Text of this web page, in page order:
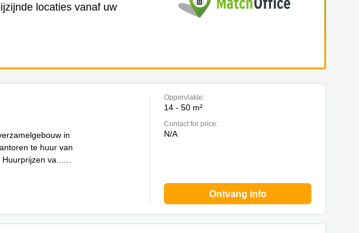
locaties vanaf uw
in
te huur van
va
Oppervlakte:
14 - 50 m²
Contact for price:
N/A
Ontvang info